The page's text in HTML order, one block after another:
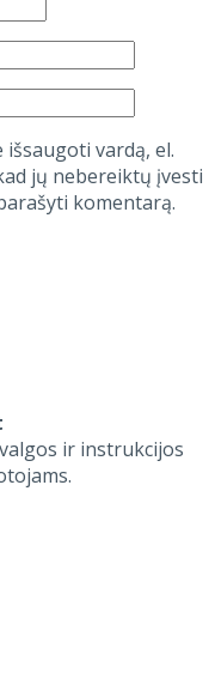
vardą, el.
jų nebereiktų įvesti
komentarą.
ir instrukcijos